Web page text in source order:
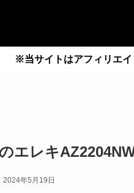
※当サイトはアフィリエイ
エレキ
2024年5月19日